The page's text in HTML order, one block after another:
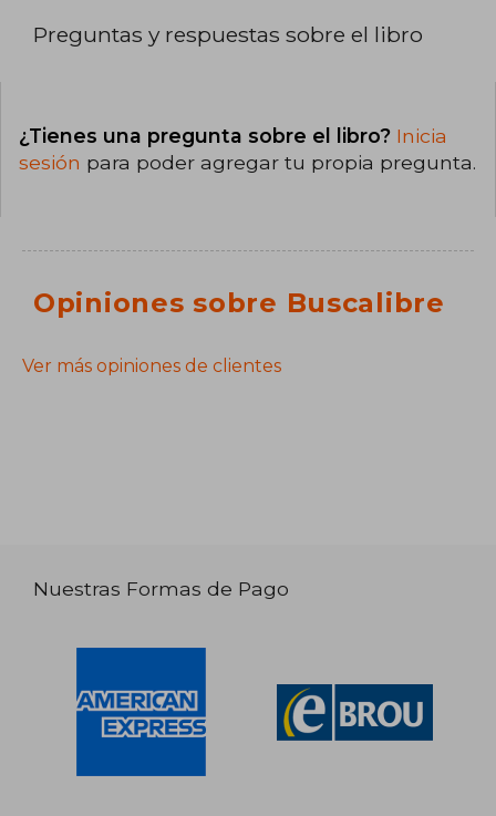
Preguntas y respuestas sobre el libro
¿Tienes una pregunta sobre el libro? Inicia
sesión para poder agregar tu propia pregunta.
Opiniones sobre Buscalibre
Ver más opiniones de clientes
Nuestras Formas de Pago